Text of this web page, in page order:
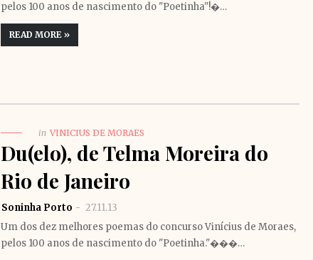
pelos 100 anos de nascimento do "Poetinha"!�…
READ MORE »
in VINICIUS DE MORAES
Du(elo), de Telma Moreira do
Rio de Janeiro
Soninha Porto
27.11.13
Um dos dez melhores poemas do concurso Vinícius de Moraes,
pelos 100 anos de nascimento do "Poetinha."���…